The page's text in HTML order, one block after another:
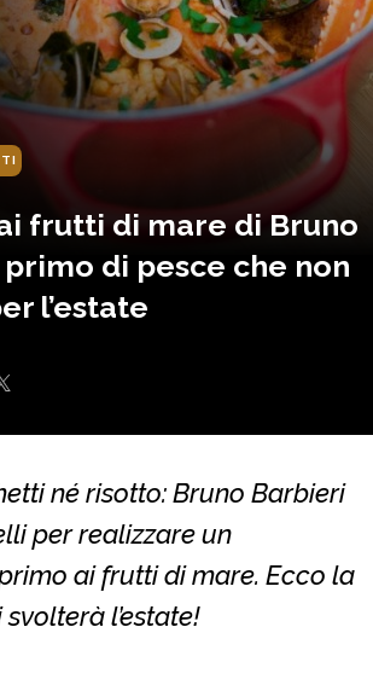
frutti di mare di Bruno
di pesce che non
l’estate
né risotto: Bruno Barbieri
per realizzare un
ai frutti di mare. Ecco la
l’estate!